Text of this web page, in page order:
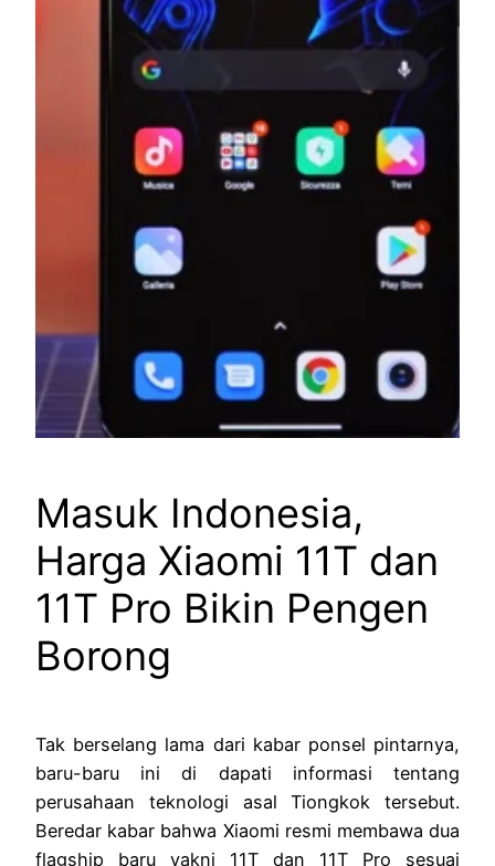
Masuk Indonesia,
Harga Xiaomi 11T dan
11T Pro Bikin Pengen
Borong
Tak berselang lama dari kabar ponsel pintarnya,
baru-baru ini di dapati informasi tentang
perusahaan teknologi asal Tiongkok tersebut.
Beredar kabar bahwa Xiaomi resmi membawa dua
flagship baru yakni 11T dan 11T Pro sesuai